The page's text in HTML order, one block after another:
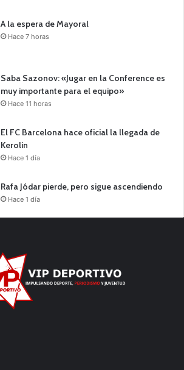
A la espera de Mayoral
Hace 7 horas
Saba Sazonov: «Jugar en la Conference es
muy importante para el equipo»
Hace 11 horas
El FC Barcelona hace oficial la llegada de
Kerolin
Hace 1 día
Rafa Jódar pierde, pero sigue ascendiendo
Hace 1 día